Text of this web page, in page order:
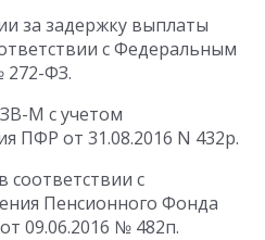
за задержку выплаты
с Федеральным
272-ФЗ.
М с учетом
ПФР от 31.08.2016 N 432р.
с
Пенсионного Фонда
09.06.2016 № 482п.